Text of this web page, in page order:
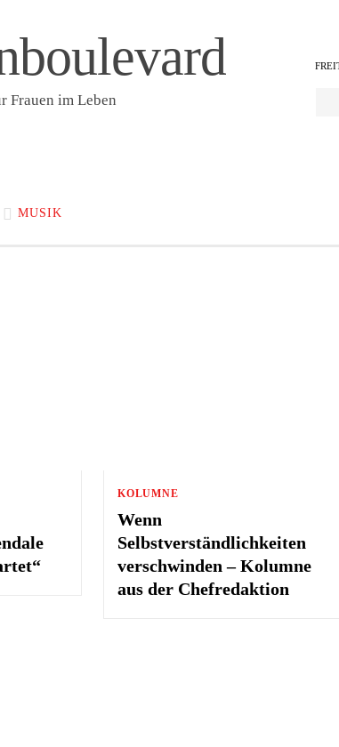
Frauen im Leben
MUSIK
KOLUMNE
Wenn
Selbstverständlichkeiten
verschwinden – Kolumne
aus der Chefredaktion